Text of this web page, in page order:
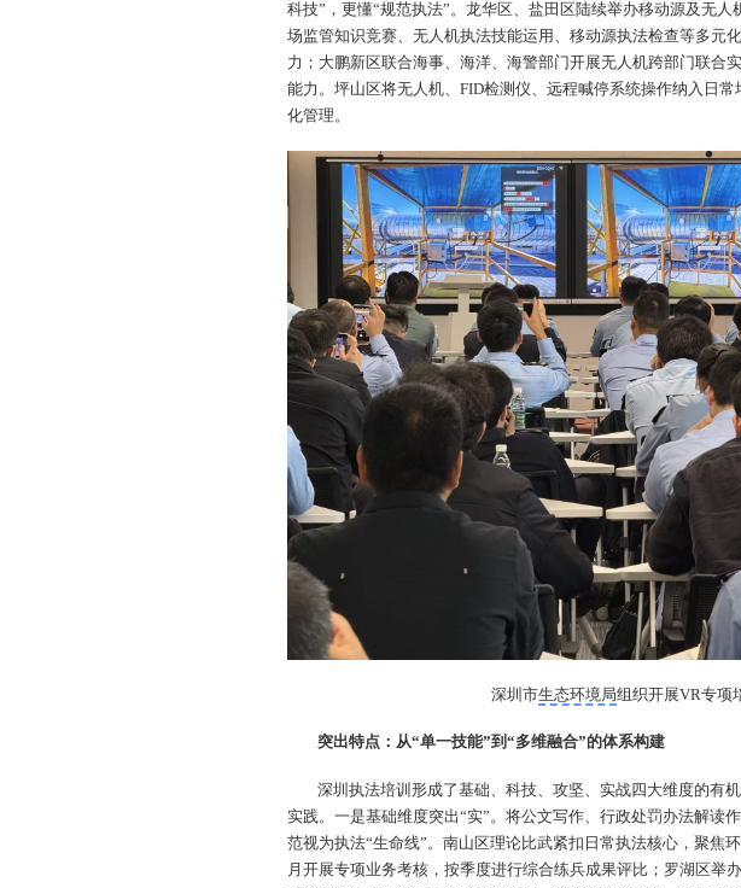
科技”，更懂“规范执法”。龙华区、盐田区陆续举办移动源及无
场监管知识竞赛、无人机执法技能运用、移动源执法检查等多元
力；大鹏新区联合海事、海洋、海警部门开展无人机跨部门联合
能力。坪山区将无人机、FID检测仪、远程喊停系统操作纳入日
化管理。
深圳市生态环境局组织开展VR专项
突出特点：从“单一技能”到“多维融合”的体系构建
深圳执法培训形成了基础、科技、攻坚、实战四大维度的有
实践。一是基础维度突出“实”。将公文写作、行政处罚办法解读
范视为执法“生命线”。南山区理论比武紧扣日常执法核心，聚焦
月开展专项业务考核，按季度进行综合练兵成果评比；罗湖区举